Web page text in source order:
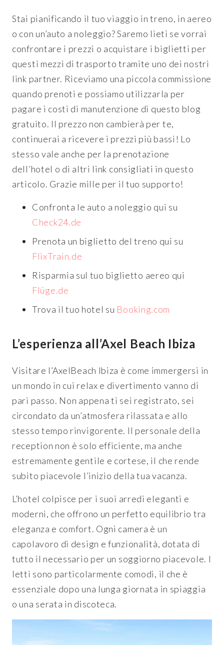
Stai pianificando il tuo viaggio in treno, in aereo
o con un’auto a noleggio? Saremo lieti se vorrai
confrontare i prezzi o acquistare i biglietti per
questi mezzi di trasporto tramite uno dei nostri
link partner. Riceviamo una piccola commissione
quando prenoti e possiamo utilizzarla per
pagare i costi di manutenzione di questo blog
gratuito. Il prezzo non cambierà per te,
continuerai a ricevere i prezzi più bassi! Lo
stesso vale anche per la prenotazione
dell’hotel o di altri link consigliati in questo
articolo. Grazie mille per il tuo supporto!
Confronta le auto a noleggio qui su
Check24.de
Prenota un biglietto del treno qui su
FlixTrain.de
Risparmia sul tuo biglietto aereo qui
Flüge.de
Trova il tuo hotel su Booking.com
L’esperienza all’Axel Beach Ibiza
Visitare l’AxelBeach Ibiza è come immergersi in
un mondo in cui relax e divertimento vanno di
pari passo. Non appena ti sei registrato, sei
circondato da un’atmosfera rilassata e allo
stesso tempo rinvigorente. Il personale della
reception non è solo efficiente, ma anche
estremamente gentile e cortese, il che rende
subito piacevole l’inizio della tua vacanza.
L’hotel colpisce per i suoi arredi eleganti e
moderni, che offrono un perfetto equilibrio tra
eleganza e comfort. Ogni camera è un
capolavoro di design e funzionalità, dotata di
tutto il necessario per un soggiorno piacevole. I
letti sono particolarmente comodi, il che è
essenziale dopo una lunga giornata in spiaggia
o una serata in discoteca.